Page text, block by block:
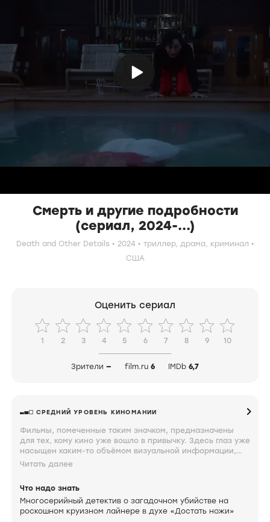
Смерть и другие подробности
(сериал, 2024-...)
Death and Other Details 2024 триллер, драма, криминал
США
Оценить сериал
1 2 3 4 5 6 7 8 9 10
Зрители — film.ru 6 IMDb 6,7
СРЕДНИЙ УРОВЕНЬ КИНОМАНИИ
Фильмы, помеченные таким значком, предназначены
для тех, кому кино уже вошло в привычку. Здесь глаз уже
насыщен каким-то объёмом визуальной информации,
мозг неплохо ориентируется в происходящем на экране,
о том, что вы довольно крепко увязли.
Читать далее
Что надо знать
Многосерийный детектив о загадочном убийстве на
роскошном круизном лайнере в духе «Достать ножи»